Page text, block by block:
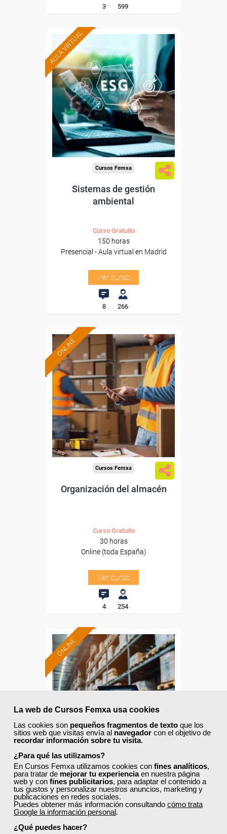
La web de Cursos Femxa usa cookies
Las cookies son pequeños fragmentos de texto que los
sitios web que visitas envía al navegador con el objetivo de
recordar información sobre tu visita.
¿Para qué las utilizamos?
En Cursos Femxa utilizamos cookies con fines analíticos,
para tratar de mejorar tu experienciaen nuestra página
web y con fines publicitarios, para adaptar el contenido a
tus gustos y personalizar nuestros anuncios, marketing y
publicaciones en redes sociales.
Puedes obtener más información consultando cómo trata
Google la información personal.
¿Qué puedes hacer?
3 599
AULA VIRTUAL Formación 100%
subvencionada.
Para desempleados,
trabajadores y autónomos.
Para todos los sectores.
Cursos Femxa
Sistemas de gestión
ambiental
Curso Gratuito
150 horas
Presencial - Aula virtual en Madrid
Ver curso
8 266
ONLINE
Formación 100%
subvencionada.
Para desempleados,
trabajadores y autónomos.
Sector
-Grandes Almacenes.
Cursos Femxa
Organización del almacén
Curso Gratuito
30 horas
Online (toda España)
Ver curso
4 254
ONLINE
Formación 100%
subvencionada.
Sector
-Grandes Almacenes.
Cursos Femxa
Gestión informatizada de
stock y logística